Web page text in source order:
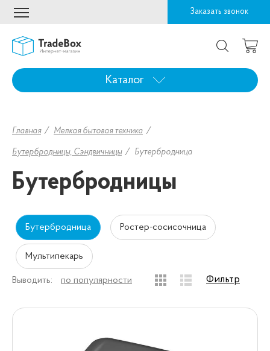
Заказать звонок
Каталог
Главная Мелкая бытовая техника
Бутербродницы, Сэндвичницы Бутербродница
Бутербродницы
Бутербродница Ростер-сосисочница
Мультипекарь
Выводить: по популярности Фильтр